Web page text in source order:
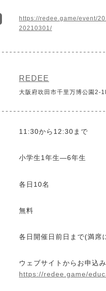
https://redee.game/event/
20210301/
REDEE
大阪府吹田市千里万博公園
11:30から12:30まで
小学生1年生―6年生
各日10名
無料
各日開催日前日まで(満席
ウェブサイトからお申込
https://redee.game/